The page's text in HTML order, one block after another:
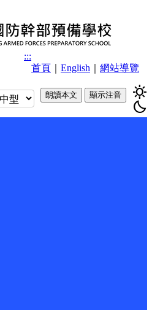
首頁 English 網站導覽
:::
sunny
bedtime
朗讀本文 顯示注音